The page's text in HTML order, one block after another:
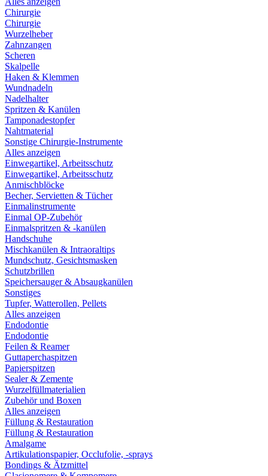
Chirurgie
Chirurgie
Wurzelheber
Zahnzangen
Scheren
Skalpelle
Haken & Klemmen
Wundnadeln
Nadelhalter
Spritzen & Kanülen
Tamponadestopfer
Nahtmaterial
Sonstige Chirurgie-Instrumente
Alles anzeigen
Einwegartikel, Arbeitsschutz
Einwegartikel, Arbeitsschutz
Anmischblöcke
Becher, Servietten & Tücher
Einmalinstrumente
Einmal OP-Zubehör
Einmalspritzen & -kanülen
Handschuhe
Mischkanülen & Intraoraltips
Mundschutz, Gesichtsmasken
Schutzbrillen
Speichersauger & Absaugkanülen
Sonstiges
Tupfer, Watterollen, Pellets
Alles anzeigen
Endodontie
Endodontie
Feilen & Reamer
Guttaperchaspitzen
Papierspitzen
Sealer & Zemente
Wurzelfüllmaterialien
Zubehör und Boxen
Alles anzeigen
Füllung & Restauration
Füllung & Restauration
Amalgame
Artikulationspapier, Occlufolie, -sprays
Bondings & Ätzmittel